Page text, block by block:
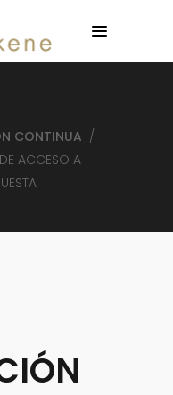
CONTINUA /
ACCESO A